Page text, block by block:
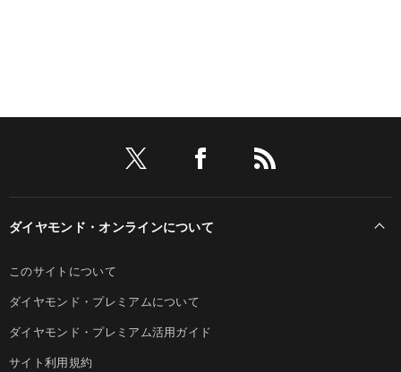
ダイヤモンド・オンラインについて
このサイトについて
ダイヤモンド・プレミアムについて
ダイヤモンド・プレミアム活用ガイド
サイト利用規約